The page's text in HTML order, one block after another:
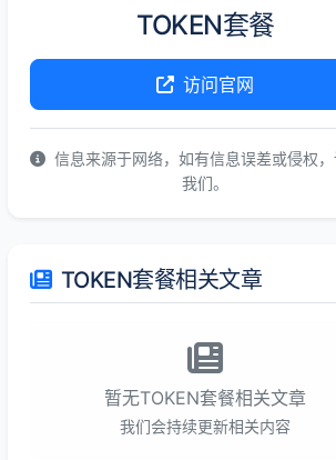
TOKEN套餐
访问官网
信息来源于网络，如有信息误差或侵权
我们。
TOKEN套餐相关文章
暂无TOKEN套餐相关文章
我们会持续更新相关内容